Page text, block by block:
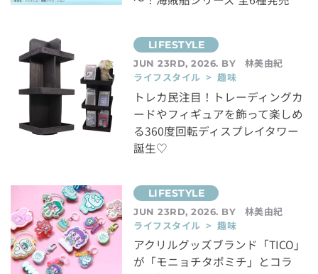
JUN 23RD, 2026. BY
林美由紀
ライフスタイル > 趣味
トレカ民注目！トレーディングカ
ードやフィギュアを飾って楽しめ
る360度回転ディスプレイタワー
誕生♡
JUN 23RD, 2026. BY
林美由紀
ライフスタイル > 趣味
アクリルグッズブランド「TICO」
が「モニョチタポミチ」とコラ